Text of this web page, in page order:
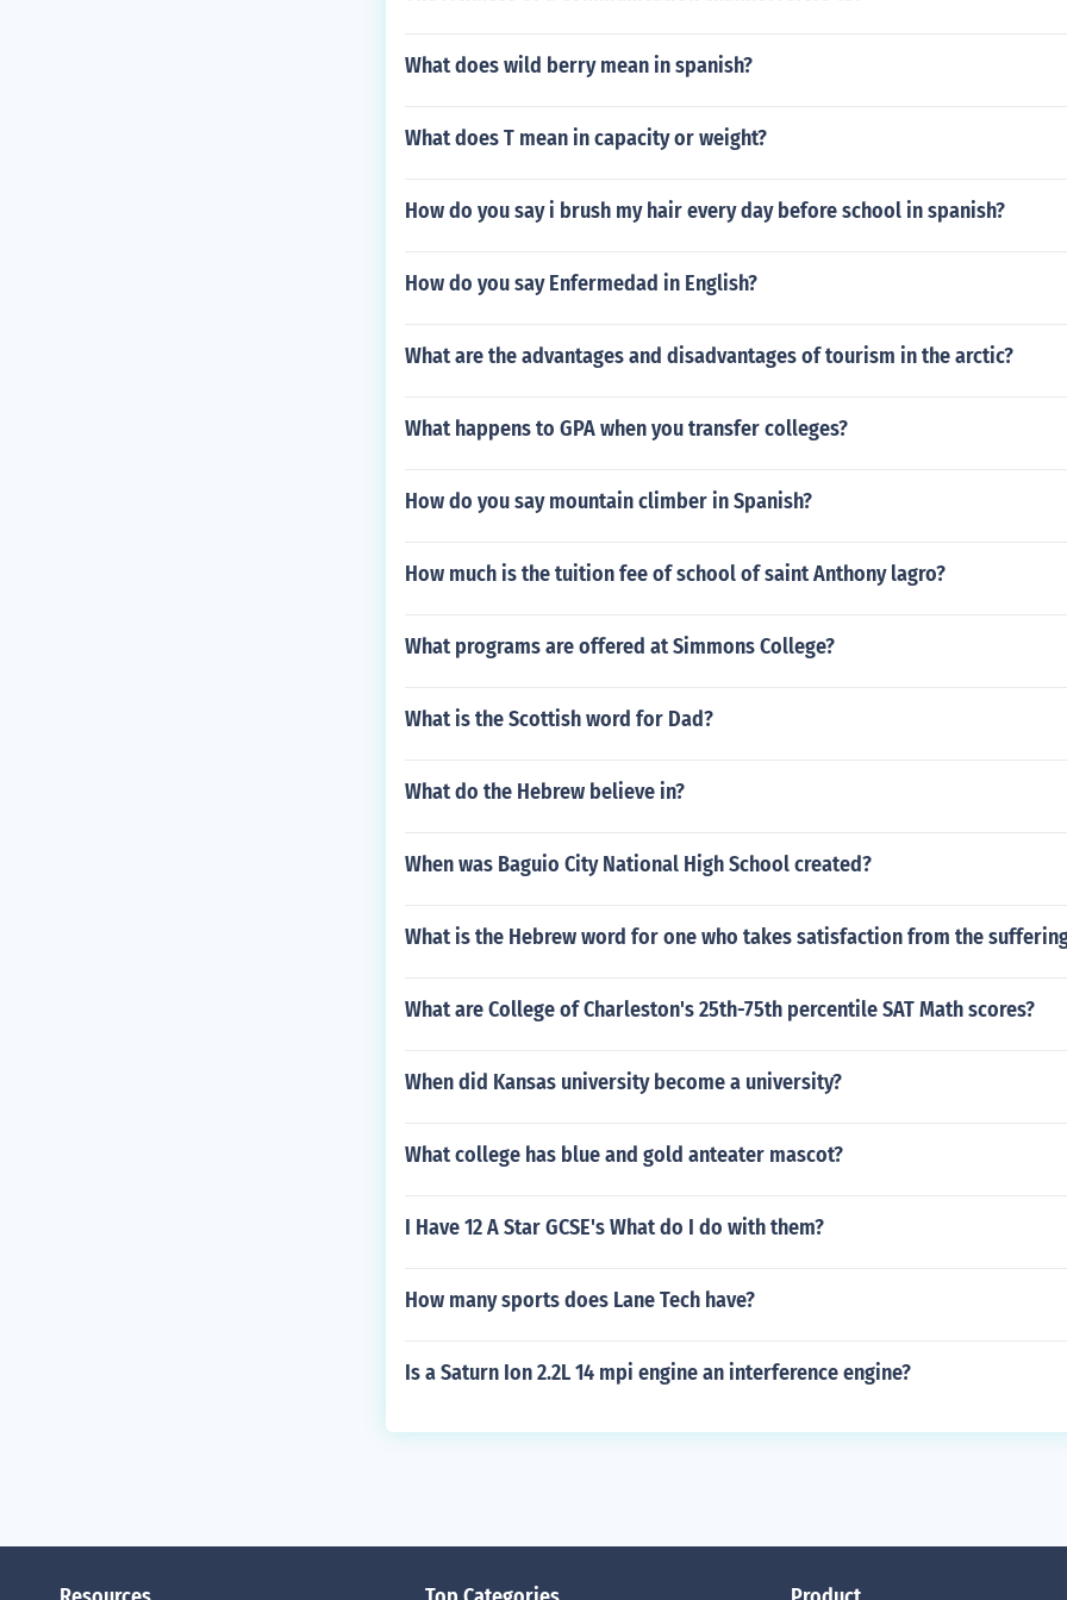
eksikal?. Live Guide will help you on MaybeNow ... ng halimbawa ng
ng kahulugan ng physiocrats? ... kohesyong leksikal. Ano ang mga uri ng
a uri ng nobela ay ang pwet ni patuga. Ano ang mga uri ng tula? ...
limbawa ng uri ... Ano ang panandang leksikal? Mag bigay halimbawa ng
What does wild berry mean in spanish?
What does T mean in capacity or weight?
How do you say i brush my hair every day before school in spanish?
How do you say Enfermedad in English?
What are the advantages and disadvantages of tourism in the arctic?
What happens to GPA when you transfer colleges?
How do you say mountain climber in Spanish?
How much is the tuition fee of school of saint Anthony lagro?
What programs are offered at Simmons College?
What is the Scottish word for Dad?
What do the Hebrew believe in?
When was Baguio City National High School created?
What is the Hebrew word for one who takes satisfaction from the
What are College of Charleston's 25th-75th percentile SAT Math scores?
When did Kansas university become a university?
What college has blue and gold anteater mascot?
I Have 12 A Star GCSE's What do I do with them?
How many sports does Lane Tech have?
Is a Saturn Ion 2.2L 14 mpi engine an interference engine?